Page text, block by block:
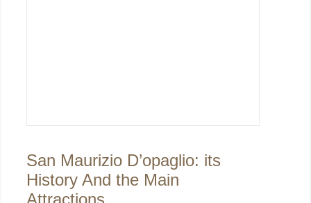
San Maurizio D’opaglio: its
History And the Main
Attractions